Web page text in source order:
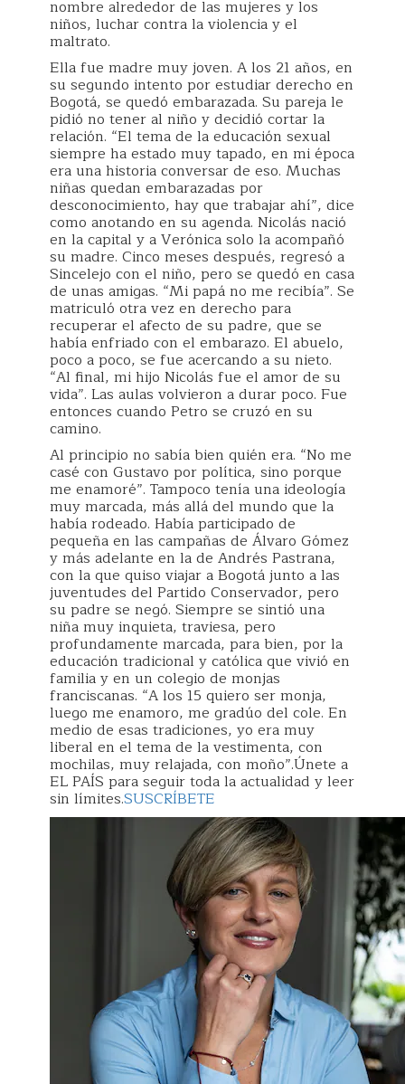
nombre alrededor de las mujeres y los
niños, luchar contra la violencia y el
maltrato.
Ella fue madre muy joven. A los 21 años, en
su segundo intento por estudiar derecho en
Bogotá, se quedó embarazada. Su pareja le
pidió no tener al niño y decidió cortar la
relación. “El tema de la educación sexual
siempre ha estado muy tapado, en mi época
era una historia conversar de eso. Muchas
niñas quedan embarazadas por
desconocimiento, hay que trabajar ahí”, dice
como anotando en su agenda. Nicolás nació
en la capital y a Verónica solo la acompañó
su madre. Cinco meses después, regresó a
Sincelejo con el niño, pero se quedó en casa
de unas amigas. “Mi papá no me recibía”. Se
matriculó otra vez en derecho para
recuperar el afecto de su padre, que se
había enfriado con el embarazo. El abuelo,
poco a poco, se fue acercando a su nieto.
“Al final, mi hijo Nicolás fue el amor de su
vida”. Las aulas volvieron a durar poco. Fue
entonces cuando Petro se cruzó en su
camino.
Al principio no sabía bien quién era. “No me
casé con Gustavo por política, sino porque
me enamoré”. Tampoco tenía una ideología
muy marcada, más allá del mundo que la
había rodeado. Había participado de
pequeña en las campañas de Álvaro Gómez
y más adelante en la de Andrés Pastrana,
con la que quiso viajar a Bogotá junto a las
juventudes del Partido Conservador, pero
su padre se negó. Siempre se sintió una
niña muy inquieta, traviesa, pero
profundamente marcada, para bien, por la
educación tradicional y católica que vivió en
familia y en un colegio de monjas
franciscanas. “A los 15 quiero ser monja,
luego me enamoro, me gradúo del cole. En
medio de esas tradiciones, yo era muy
liberal en el tema de la vestimenta, con
mochilas, muy relajada, con moño”.Únete a
EL PAÍS para seguir toda la actualidad y leer
sin límites.SUSCRÍBETE